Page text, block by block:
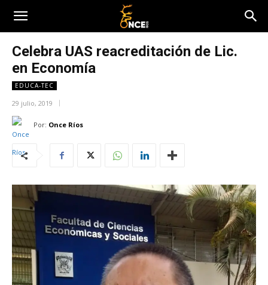
Celebra UAS reacreditación de Lic.
en Economía
EDUCA-TEC
29 julio, 2019
Por: Once Ríos